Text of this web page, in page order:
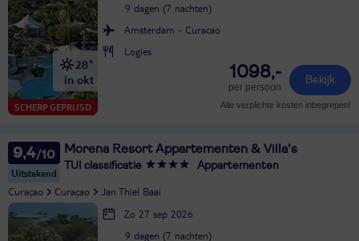
SCHERP GEPRIJSD
28°
in okt
9 dagen (7 nachten)
Amsterdam - Curacao
Logies
1098,-
per persoon
Bekijk
Alle verplichte kosten inbegrepen!
9,4
Uitstekend
Morena Resort Appartementen & Villa's
TUI classificatie Appartementen
Curaçao Curaçao
Jan Thiel Baai
Zo 27 sep 2026
9 dagen (7 nachten)